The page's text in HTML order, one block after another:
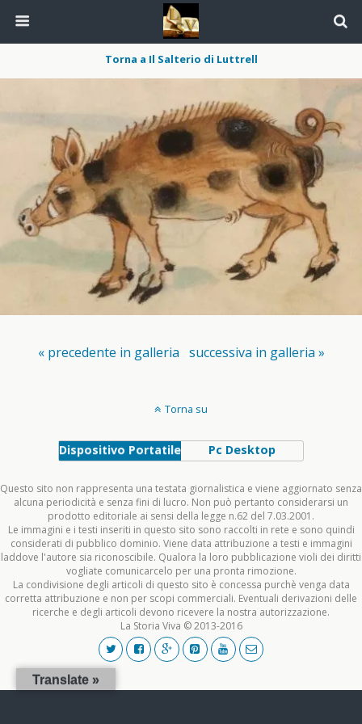
Torna a Il Salterio di Luttrell
« precedente in galleria successiva in galleria »
Torna su
Dispositivo Portatile Pc Desktop
Questo sito non rappresenta una testata giornalistica e viene aggiornato senza
alcuna periodicità e senza fini di lucro. Non può pertanto considerarsi un
prodotto editoriale ai sensi della legge n.62 del 7.03.2001.
Le immagini e i testi inseriti in questo sito sono raccolti in rete e sono quindi
considerati di pubblico dominio. Viene data attribuzione a testi e immagini
laddove l'autore sia riconoscibile. Qualora la loro pubblicazione violi dei diritti
vogliate comunicarcelo per una pronta rimozione.
La condivisione degli articoli di questo sito è concessa purchè venga data
corretta attribuzione e non per scopi commerciali. Eventuali derivazioni delle
ricerche e degli articoli devono ricevere la nostra autorizzazione.
La Storia Viva © 2013-2016
Translate »